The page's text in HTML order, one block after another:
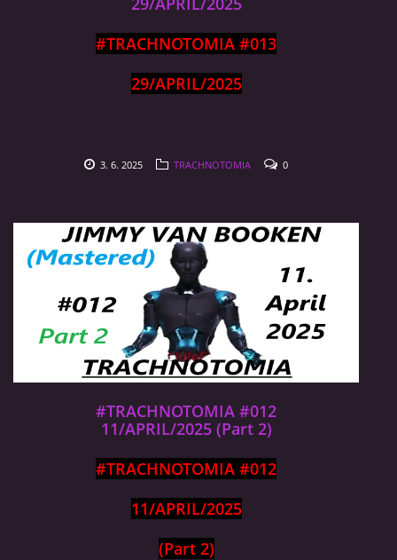
#TRACHNOTOMIA #013
29/APRIL/2025
3. 6. 2025 TRACHNOTOMIA 0
#TRACHNOTOMIA #012
11/APRIL/2025 (Part 2)
#TRACHNOTOMIA #012
11/APRIL/2025
(Part 2)